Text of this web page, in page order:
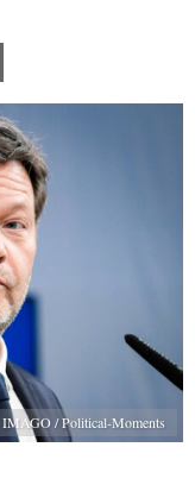
IMAGO / Political-Moments